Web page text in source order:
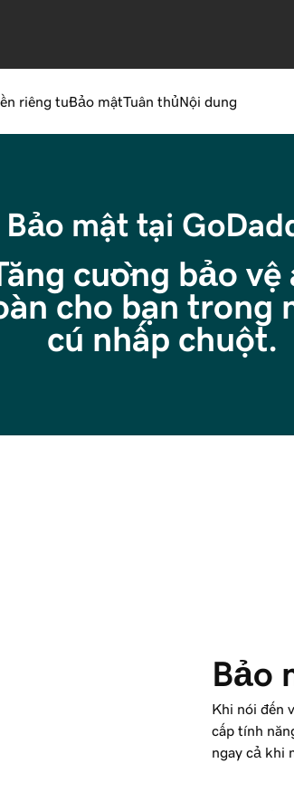
riêng tưBảo mậtTuân thủNội dung
Bảo mật tại
cường bảo vệ
cho bạn trong
cú nhấp chuột.
Bảo
Khi nói đến
cấp tính
ngay cả khi